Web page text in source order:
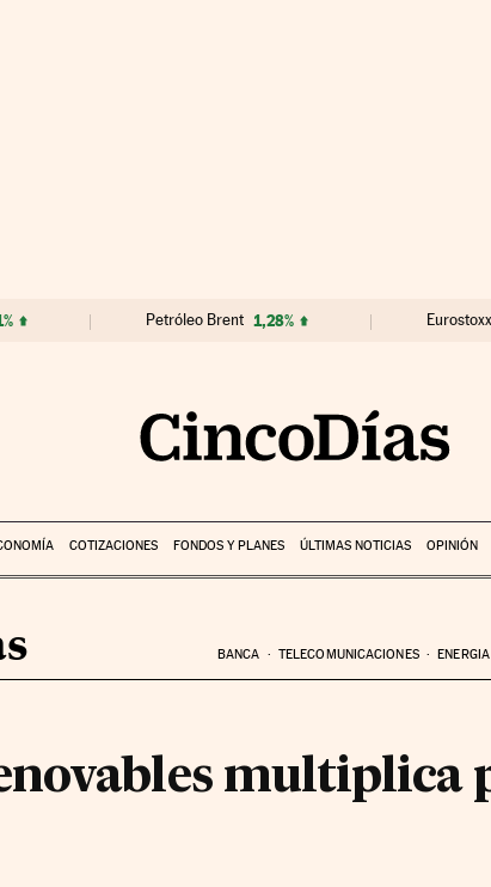
Petróleo Brent 1,28%
COTIZACIONES FONDOS Y PLANES ÚLTIMAS NOTICIAS OPINIÓN
BANCA TELECOMUNICACIONES ENERGIA
multiplica